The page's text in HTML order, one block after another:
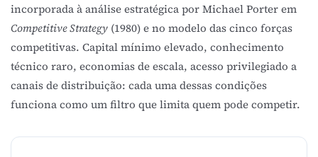
incorporada à análise estratégica por Michael Porter em
Competitive Strategy (1980) e no modelo dascinco forças
competitivas. Capital mínimo elevado, conhecimento
técnico raro, economias de escala, acesso privilegiado a
canais de distribuição: cada uma dessas condições
funciona como um filtro que limita quem pode competir.